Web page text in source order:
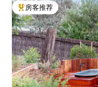
热门「房客推荐」
房客推荐